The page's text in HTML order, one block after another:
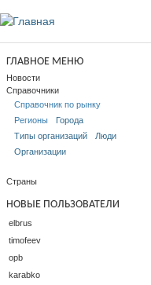
ГЛАВНОЕ МЕНЮ
Новости
Справочники
Справочник по рынку
Регионы
Города
Типы организаций
Люди
Организации
Страны
НОВЫЕ ПОЛЬЗОВАТЕЛИ
elbrus
timofeev
opb
karabko